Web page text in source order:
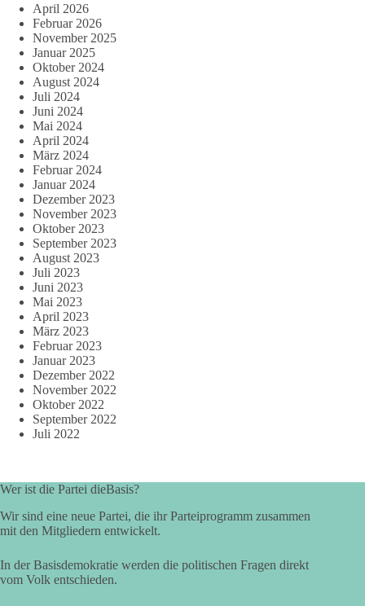
April 2026
Februar 2026
November 2025
Januar 2025
Oktober 2024
August 2024
Juli 2024
Juni 2024
Mai 2024
April 2024
März 2024
Februar 2024
Januar 2024
Dezember 2023
November 2023
Oktober 2023
September 2023
August 2023
Juli 2023
Juni 2023
Mai 2023
April 2023
März 2023
Februar 2023
Januar 2023
Dezember 2022
November 2022
Oktober 2022
September 2022
Juli 2022
Wer ist die Partei dieBasis?
Wir sind eine neue Partei, die ihr Parteiprogramm zusammen
mit den Mitgliedern entwickelt.
In der Basisdemokratie werden die politischen Fragen direkt
vom Volk entschieden.